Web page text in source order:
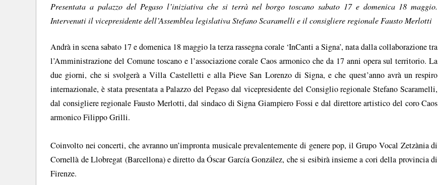
Presentata a palazzo del Pegaso l’iniziativa che si terrà nel borgo toscano sabato 17 e domenica 18 maggio.
Intervenuti il vicepresidente dell’Assemblea legislativa Stefano Scaramelli e il consigliere regionale Fausto Merlotti
Andrà in scena sabato 17 e domenica 18 maggio la terza rassegna corale ‘InCanti a Signa’, nata dalla collaborazione tra
l’Amministrazione del Comune toscano e l’associazione corale Caos armonico che da 17 anni opera sul territorio. La
due giorni, che si svolgerà a Villa Castelletti e alla Pieve San Lorenzo di Signa, e che quest’anno avrà un respiro
internazionale, è stata presentata a Palazzo del Pegaso dal vicepresidente del Consiglio regionale Stefano Scaramelli,
dal consigliere regionale Fausto Merlotti, dal sindaco di Signa Giampiero Fossi e dal direttore artistico del coro Caos
armonico Filippo Grilli.
Coinvolto nei concerti, che avranno un’impronta musicale prevalentemente di genere pop, il Grupo Vocal Zetzània di
Cornellà de Llobregat (Barcellona) e diretto da Óscar García González, che si esibirà insieme a cori della provincia di
Firenze.